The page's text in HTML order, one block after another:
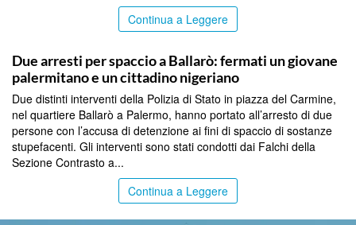
Continua a Leggere
Due arresti per spaccio a Ballarò: fermati un giovane
palermitano e un cittadino nigeriano
Due distinti interventi della Polizia di Stato in piazza del Carmine,
nel quartiere Ballarò a Palermo, hanno portato all’arresto di due
persone con l’accusa di detenzione ai fini di spaccio di sostanze
stupefacenti. Gli interventi sono stati condotti dai Falchi della
Sezione Contrasto a...
Continua a Leggere